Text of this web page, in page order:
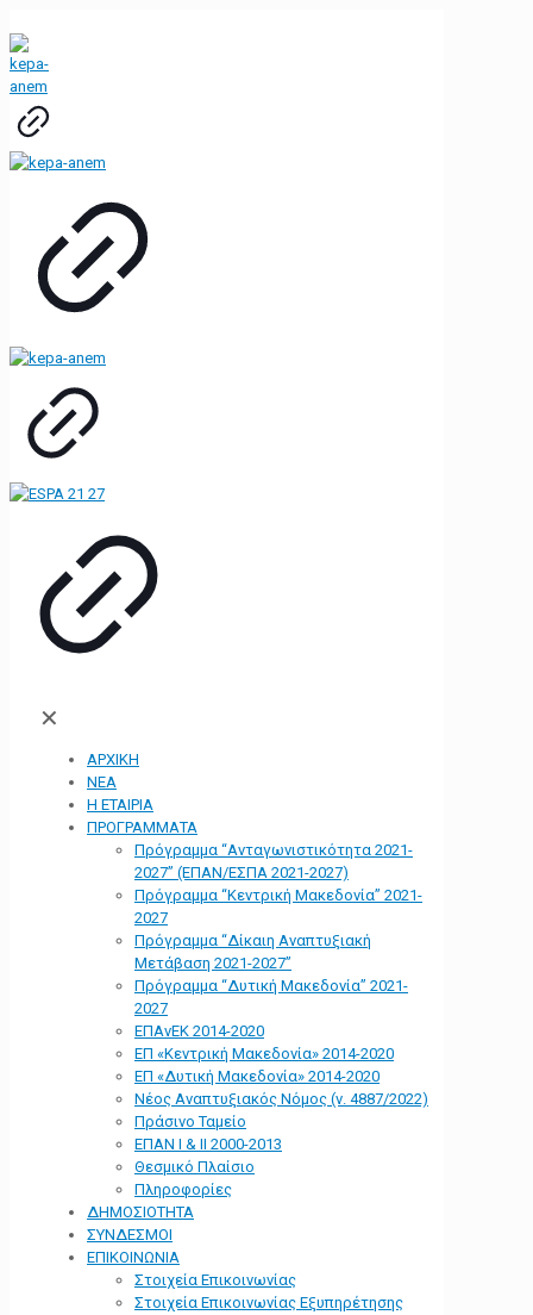
✕
ΑΡΧΙΚΗ
ΝΕΑ
Η ΕΤΑΙΡΙΑ
ΠΡΟΓΡΑΜΜΑΤΑ
Πρόγραμμα “Ανταγωνιστικότητα 2021-
2027” (ΕΠΑΝ/ΕΣΠΑ 2021-2027)
Πρόγραμμα “Κεντρική Μακεδονία” 2021-
2027
Πρόγραμμα “Δίκαιη Αναπτυξιακή
Μετάβαση 2021-2027”
Πρόγραμμα “Δυτική Μακεδονία” 2021-
2027
ΕΠΑνΕΚ 2014-2020
ΕΠ «Kεντρική Μακεδονία» 2014-2020
ΕΠ «Δυτική Μακεδονία» 2014-2020
Νέος Αναπτυξιακός Νόμος (ν. 4887/2022)
Πράσινο Ταμείο
ΕΠΑΝ Ι & ΙΙ 2000-2013
Θεσμικό Πλαίσιο
Πληροφορίες
ΔΗΜΟΣΙΟΤΗΤΑ
ΣΥΝΔΕΣΜΟΙ
ΕΠΙΚΟΙΝΩΝΙΑ
Στοιχεία Επικοινωνίας
Στοιχεία Επικοινωνίας Εξυπηρέτησης